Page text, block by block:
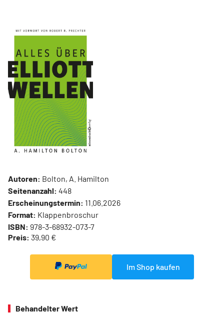
Autoren: Bolton, A. Hamilton
Seitenanzahl: 448
Erscheinungstermin: 11.06.2026
Format: Klappenbroschur
ISBN: 978-3-68932-073-7
Preis: 39,90 €
Im Shop kaufen
Behandelter Wert